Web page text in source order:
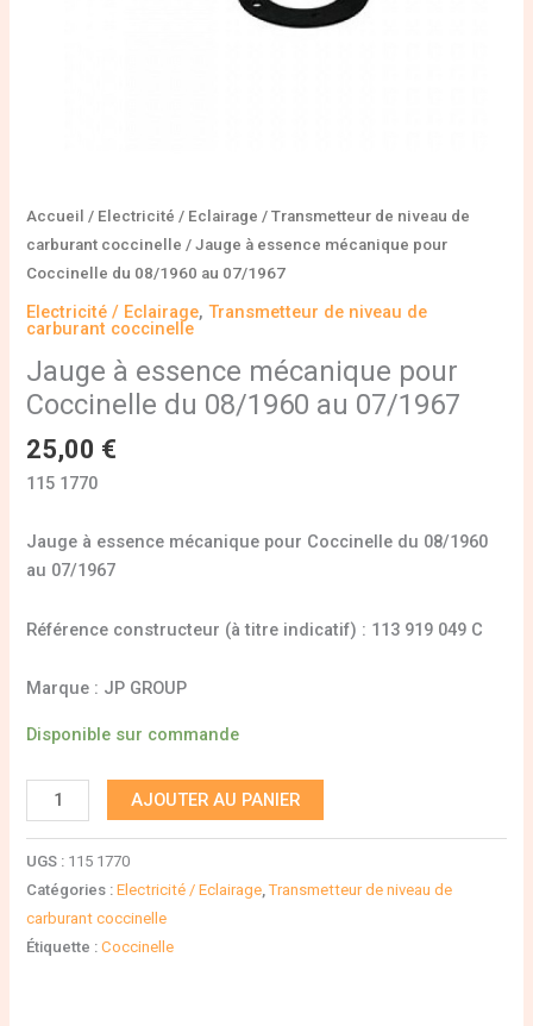
Accueil / Electricité / Eclairage /Transmetteur de niveau de
carburant coccinelle / Jauge à essence mécanique pour
Coccinelle du 08/1960 au 07/1967
Electricité / Eclairage,Transmetteur de niveau de
carburant coccinelle
Jauge à essence mécanique pour
Coccinelle du 08/1960 au 07/1967
25,00 €
115 1770
Jauge à essence mécanique pour Coccinelle du 08/1960
au 07/1967
Référence constructeur (à titre indicatif) : 113 919 049 C
Marque : JP GROUP
Disponible sur commande
AJOUTER AU PANIER
UGS : 115 1770
Catégories :Electricité / Eclairage ,Transmetteur de niveau de
carburant coccinelle
Étiquette :Coccinelle